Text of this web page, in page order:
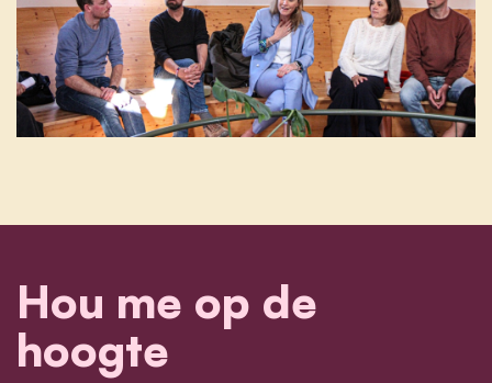
Hou me op de
hoogte